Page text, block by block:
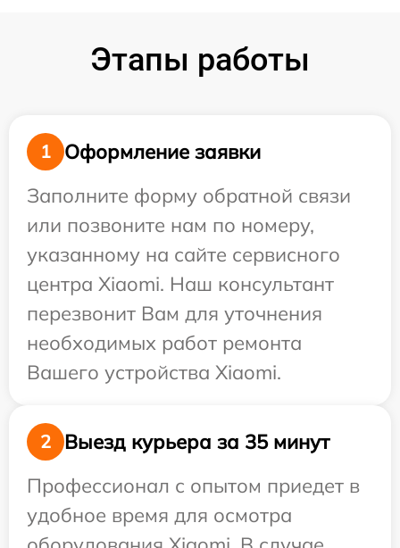
Этапы работы
1
Оформление заявки
Заполните форму обратной связи
или позвоните нам по номеру,
указанному на сайте сервисного
центра Xiaomi. Наш консультант
перезвонит Вам для уточнения
необходимых работ ремонта
Вашего устройства Xiaomi.
2
Выезд курьера за 35 минут
Профессионал с опытом приедет в
удобное время для осмотра